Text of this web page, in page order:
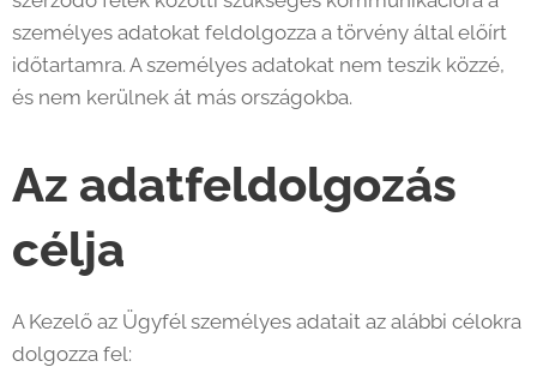
személyes adatokat feldolgozza a törvény által előírt
időtartamra. A személyes adatokat nem teszik közzé,
és nem kerülnek át más országokba.
Az adatfeldolgozás
célja
A Kezelő az Ügyfél személyes adatait az alábbi célokra
dolgozza fel: